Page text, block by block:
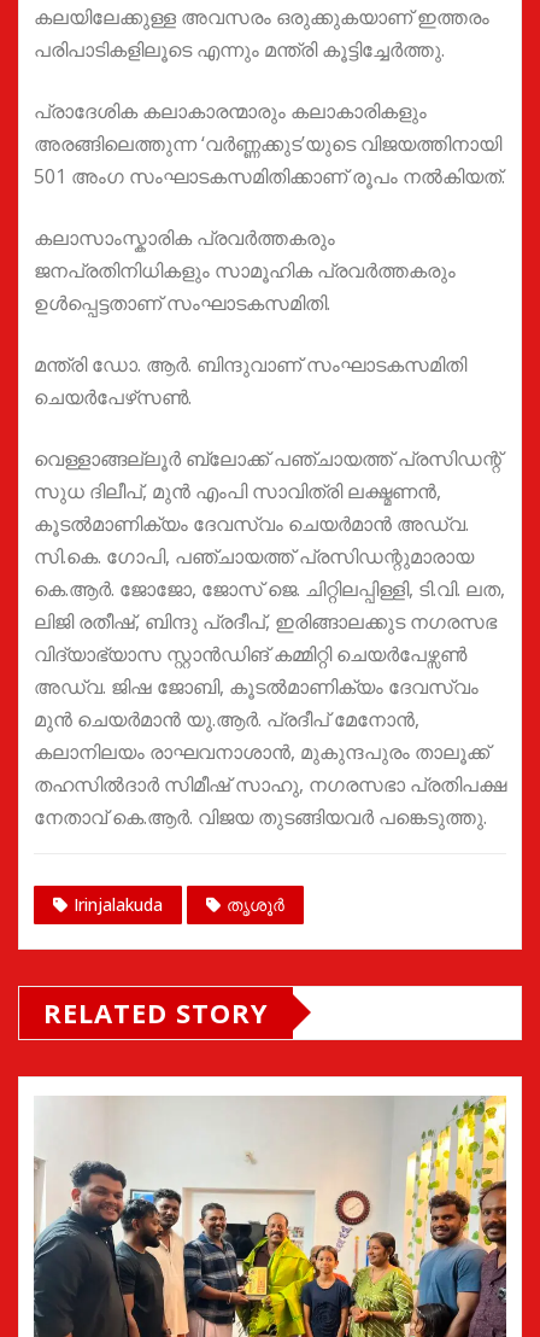
കലയിലേക്കുള്ള അവസരം ഒരുക്കുകയാണ് ഇത്തരം
പരിപാടികളിലൂടെ എന്നും മന്ത്രി കൂട്ടിച്ചേർത്തു.
പ്രാദേശിക കലാകാരന്മാരും കലാകാരികളും
അരങ്ങിലെത്തുന്ന ‘വർണ്ണക്കുട’യുടെ വിജയത്തിനായി
501 അംഗ സംഘാടകസമിതിക്കാണ് രൂപം നൽകിയത്.
കലാസാംസ്കാരിക പ്രവർത്തകരും
ജനപ്രതിനിധികളും സാമൂഹിക പ്രവർത്തകരും
ഉൾപ്പെട്ടതാണ് സംഘാടകസമിതി.
മന്ത്രി ഡോ. ആര്‍. ബിന്ദുവാണ് സംഘാടകസമിതി
ചെയർപേഴ്‌സൺ.
വെള്ളാങ്ങല്ലൂർ ബ്ലോക്ക് പഞ്ചായത്ത് പ്രസിഡന്റ്
സുധ ദിലീപ്, മുൻ എംപി സാവിത്രി ലക്ഷ്മണൻ,
കൂടൽമാണിക്യം ദേവസ്വം ചെയർമാൻ അഡ്വ.
സി.കെ. ഗോപി, പഞ്ചായത്ത് പ്രസിഡന്റുമാരായ
കെ.ആർ. ജോജോ, ജോസ് ജെ. ചിറ്റിലപ്പിള്ളി, ടി.വി. ലത,
ലിജി രതീഷ്, ബിന്ദു പ്രദീപ്, ഇരിങ്ങാലക്കുട നഗരസഭ
വിദ്യാഭ്യാസ സ്റ്റാൻഡിങ് കമ്മിറ്റി ചെയർപേഴ്സൺ
അഡ്വ. ജിഷ ജോബി, കൂടൽമാണിക്യം ദേവസ്വം
മുൻ ചെയർമാൻ യു.ആർ. പ്രദീപ് മേനോൻ,
കലാനിലയം രാഘവനാശാൻ, മുകുന്ദപുരം താലൂക്ക്
തഹസിൽദാർ സിമീഷ് സാഹു, നഗരസഭാ പ്രതിപക്ഷ
നേതാവ് കെ.ആർ. വിജയ തുടങ്ങിയവർ പങ്കെടുത്തു.
Irinjalakuda തൃശൂർ
RELATED STORY